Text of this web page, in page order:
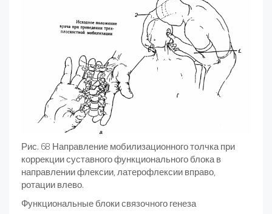
Рис. 68 Направление мобилизационного толчка при
коррекции суставного функционального блока в
направлении флексии, латерофлексии вправо,
ротации влево.
Функциональные блоки связочного генеза